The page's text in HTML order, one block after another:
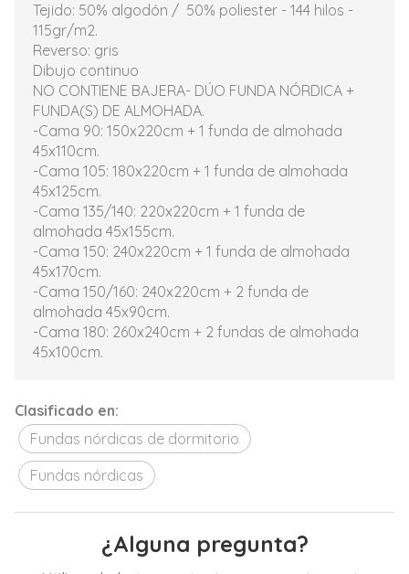
Tejido: 50% algodón / 50% poliester - 144 hilos -
115gr/m2.
Reverso: gris
Dibujo continuo
NO CONTIENE BAJERA- DÚO FUNDA NÓRDICA +
FUNDA(S) DE ALMOHADA.
-Cama 90: 150x220cm + 1 funda de almohada
45x110cm.
-Cama 105: 180x220cm + 1 funda de almohada
45x125cm.
-Cama 135/140: 220x220cm + 1 funda de
almohada 45x155cm.
-Cama 150: 240x220cm + 1 funda de almohada
45x170cm.
-Cama 150/160: 240x220cm + 2 funda de
almohada 45x90cm.
-Cama 180: 260x240cm + 2 fundas de almohada
45x100cm.
Clasificado en:
Fundas nórdicas de dormitorio
Fundas nórdicas
¿Alguna pregunta?